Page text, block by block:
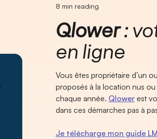
8 min reading
Qlower:
en ligne
Vous êtes propriétaire d’un
proposés à la location nus ou
chaque année. Qlowerest
dans ces démarches pas à
Je télécharge mon guide